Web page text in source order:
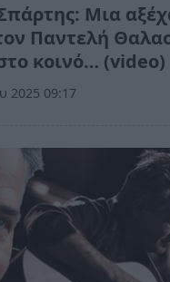
Μια
Παντελή
κοινό… (video)
2025 09:17